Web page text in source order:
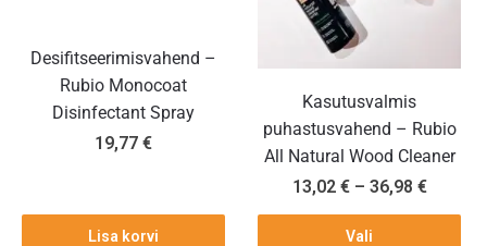
Desifitseerimisvahend –
Rubio Monocoat
Disinfectant Spray
19,77€
Lisa korvi
Kasutusvalmis
puhastusvahend – Rubio
All Natural Wood Cleaner
13,02 € – 36,98 €
Vali